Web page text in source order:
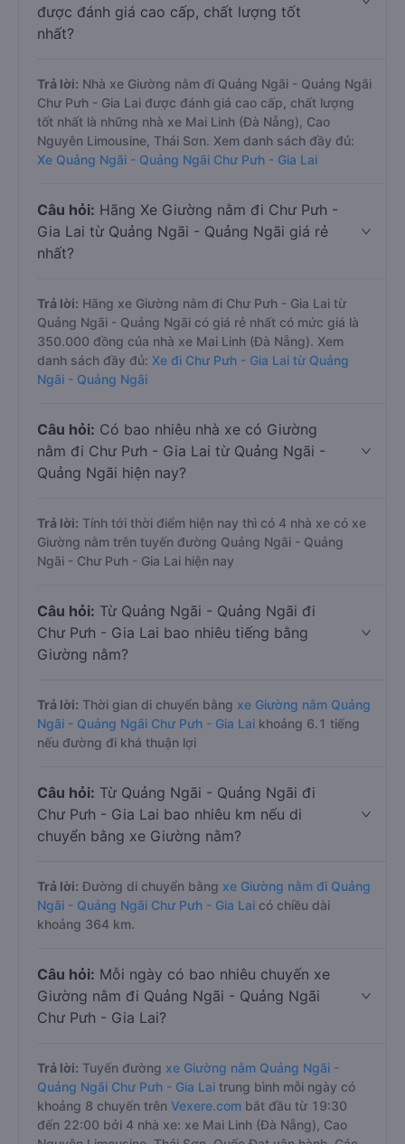
được đánh giá cao cấp, chất lượng tốt
nhất?
Trả lời: Nhà xe Giường nằm đi Quảng Ngãi - Quảng Ngãi
Chư Pưh - Gia Lai được đánh giá cao cấp, chất lượng
tốt nhất là những nhà xe Mai Linh (Đà Nẵng), Cao
Nguyên Limousine, Thái Sơn. Xem danh sách đầy đủ:
Xe Quảng Ngãi - Quảng Ngãi Chư Pưh - Gia Lai
Câu hỏi: Hãng Xe Giường nằm đi Chư Pưh -
Gia Lai từ Quảng Ngãi - Quảng Ngãi giá rẻ
nhất?
Trả lời: Hãng xe Giường nằm đi Chư Pưh - Gia Lai từ
Quảng Ngãi - Quảng Ngãi có giá rẻ nhất có mức giá là
350.000 đồng của nhà xe Mai Linh (Đà Nẵng). Xem
danh sách đầy đủ: Xe đi Chư Pưh - Gia Lai từ Quảng
Ngãi - Quảng Ngãi
Câu hỏi: Có bao nhiêu nhà xe có Giường
nằm đi Chư Pưh - Gia Lai từ Quảng Ngãi -
Quảng Ngãi hiện nay?
Trả lời: Tính tới thời điểm hiện nay thì có 4 nhà xe có xe
Giường nằm trên tuyến đường Quảng Ngãi - Quảng
Ngãi - Chư Pưh - Gia Lai hiện nay
Câu hỏi: Từ Quảng Ngãi - Quảng Ngãi đi
Chư Pưh - Gia Lai bao nhiêu tiếng bằng
Giường nằm?
Trả lời: Thời gian di chuyển bằng xe Giường nằm Quảng
Ngãi - Quảng Ngãi Chư Pưh - Gia Lai khoảng 6.1 tiếng
nếu đường đi khá thuận lợi
Câu hỏi: Từ Quảng Ngãi - Quảng Ngãi đi
Chư Pưh - Gia Lai bao nhiêu km nếu di
chuyển bằng xe Giường nằm?
Trả lời: Đường di chuyển bằng xe Giường nằm đi Quảng
Ngãi - Quảng Ngãi Chư Pưh - Gia Lai có chiều dài
khoảng 364 km.
Câu hỏi: Mỗi ngày có bao nhiêu chuyến xe
Giường nằm đi Quảng Ngãi - Quảng Ngãi
Chư Pưh - Gia Lai?
Trả lời: Tuyến đường xe Giường nằm Quảng Ngãi -
Quảng Ngãi Chư Pưh - Gia Lai trung bình mỗi ngày có
khoảng 8 chuyến trên Vexere.com bắt đầu từ 19:30
đến 22:00 bởi 4 nhà xe: xe Mai Linh (Đà Nẵng), Cao